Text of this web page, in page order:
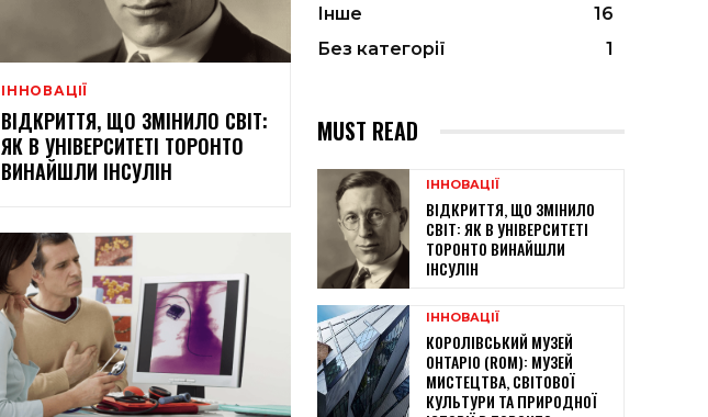
ІННОВАЦІЇ
ВІДКРИТТЯ, ЩО ЗМІНИЛО СВІТ:
ЯК В УНІВЕРСИТЕТІ ТОРОНТО
ВИНАЙШЛИ ІНСУЛІН
Інше
16
Без категорії
1
MUST READ
ІННОВАЦІЇ
ВІДКРИТТЯ, ЩО ЗМІНИЛО
СВІТ: ЯК В УНІВЕРСИТЕТІ
ТОРОНТО ВИНАЙШЛИ
ІНСУЛІН
ІННОВАЦІЇ
КОРОЛІВСЬКИЙ МУЗЕЙ
ОНТАРІО (ROM): МУЗЕЙ
МИСТЕЦТВА, СВІТОВОЇ
КУЛЬТУРИ ТА ПРИРОДНОЇ